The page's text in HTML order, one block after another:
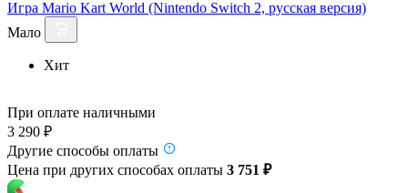
Игра Mario Kart World (Nintendo Switch 2, русская версия)
Мало
Хит
При оплате наличными
3 290 ₽
Другие способы оплаты
Цена при других способах оплаты 3 751 ₽